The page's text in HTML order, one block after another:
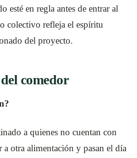
esté en regla antes de entrar al
colectivo refleja el espíritu
del proyecto.
comedor
a quienes no cuentan con
a otra alimentación y pasan el día